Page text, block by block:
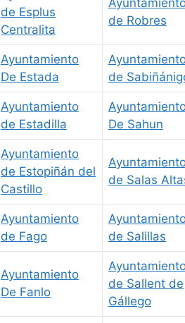
de Esplus
Centralita
de Robres
Ayuntamiento
De Estada
de
Ayuntamiento
de Estadilla
De Sahun
Ayuntamiento
de Estopiñán del
Castillo
de Salas
Ayuntamiento
de Fago
de Salillas
Ayuntamiento
De Fanlo
de Sallent de
Gállego